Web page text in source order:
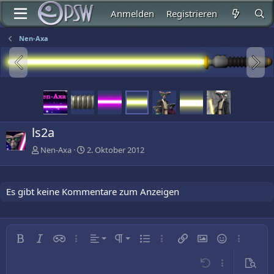
Anmelden Registrieren
Nen-Axa
ls2a
Nen-Axa 2. Oktober 2012
Es gibt keine Kommentare zum Anzeigen
Fett KursivInline-Spoiler
Weitere…Ausrichtung
Linksbündig
Absatzformatierung
Normal Ungeordnete Liste
Weitere…Link einfügen
Bild einfügen
SmileysWeitere…
Rückgängig
Weitere…